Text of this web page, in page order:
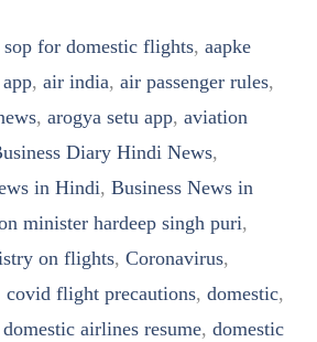
sop for domestic flights, aapke
, air india, air passenger rules,
, arogya setu app, aviation
Diary Hindi News,
in Hindi, Business News in
minister hardeep singh puri,
on flights, Coronavirus,
covid flight precautions, domestic,
domestic airlines resume, domestic